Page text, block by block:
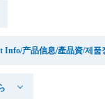
Info/产品信息/產品資/제품